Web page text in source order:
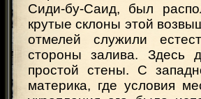
Сиди-бу-Саид, был
крутые склоны этой
отмелей служили
стороны залива. Здесь
простой стены. С
материка, где условия